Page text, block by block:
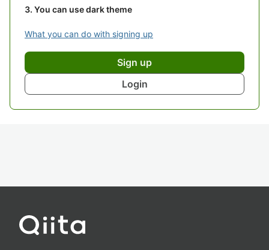
You can use dark theme
What you can do with signing up
Sign up
Login